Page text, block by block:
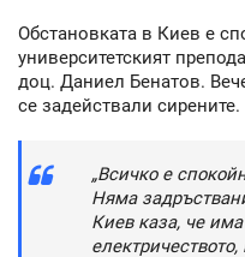
Обстановката в Киев е
университетският
доц. Даниел Бенатов.
се задействали сирените.
„Всичко е
Няма
Киев каза, че